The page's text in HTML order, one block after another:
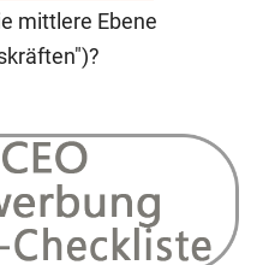
mittlere Ebene